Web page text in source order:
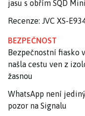
jasu s obřím SQD
Recenze: JVC XS-
BEZPEČNOST
Bezpečnostní fiasko
našla cestu ven z
žasnou
WhatsApp není
pozor na Signalu